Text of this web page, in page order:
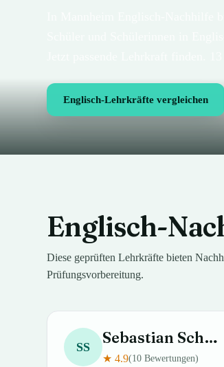
Englisch-Lehrkräfte vergleichen
Englisch-
Diese geprüften Lehrkräfte bieten
Prüfungsvorbereitung.
SS Sebastian Schmidt
★ 4.9(10 Bewertungen)